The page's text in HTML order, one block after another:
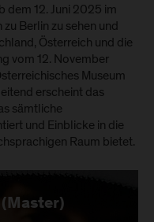
dem 12. Juni 2025 im
Berlin zu sehen und
Österreich und die
vom 12. November
Museum
erscheint das
sämtliche
und Einblicke in die
Raum bietet.